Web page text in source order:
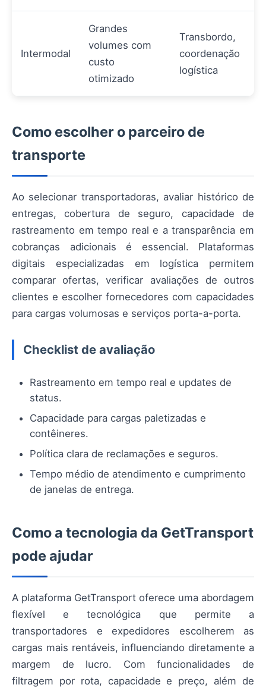
Intermodal
Grandes
volumes com
custo
otimizado
Transbordo,
coordenação
logística
Como escolher o parceiro de
transporte
Ao selecionar transportadoras, avaliar histórico de
entregas, cobertura de seguro, capacidade de
rastreamento em tempo real e a transparência em
cobranças adicionais é essencial. Plataformas
digitais especializadas em logística permitem
comparar ofertas, verificar avaliações de outros
clientes e escolher fornecedores com capacidades
para cargas volumosas e serviços porta-a-porta.
Checklist de avaliação
Rastreamento em tempo real e updates de
status.
Capacidade para cargas paletizadas e
contêineres.
Política clara de reclamações e seguros.
Tempo médio de atendimento e cumprimento
de janelas de entrega.
Como a tecnologia da GetTransport
pode ajudar
A plataforma GetTransport oferece uma abordagem
flexível e tecnológica que permite a
transportadores e expedidores escolherem as
cargas mais rentáveis, influenciando diretamente a
margem de lucro. Com funcionalidades de
filtragem por rota, capacidade e preço, além de